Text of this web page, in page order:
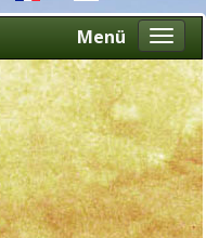
Menü